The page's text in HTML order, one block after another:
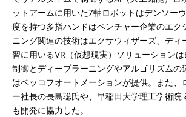
ットアームに用いた7軸ロボットはデンソー
度を持つ多指ハンドはベンチャー企業のエク
ニング関連の技術はエクサウィザーズ、ディ
習に用いるVR（仮想現実）ソリューションは
制御とディープラーニングやアルゴリズムの
はベッコフオートメーションが提供。また、
ー社長の長島聡氏や、早稲田大学理工学術院
も開発に協力した。